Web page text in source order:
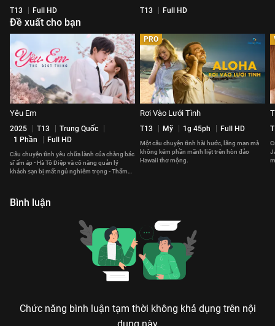
T13 Full HD T13 Full HD
Đề xuất cho bạn
Yêu Em
2025 T13
Trung Quốc
1 Phần
Full HD
Câu chuyện tình yêu chữa lành của chàng bác
sĩ ấm áp - Hà Tô Diệp và cô nàng quản lý
khách sạn bị mất ngủ nghiêm trọng - Thẩm
PRO
Rơi Vào Lưới Tình
T13 Mỹ 1g 45ph Full HD
Một câu chuyện tình hài hước, lãng mạn mà
không kém phần mãnh liệt trên hòn đảo
Hawaii thơ mộng.
Bình luận
Chức năng bình luận tạm thời không khả dụng trên nội